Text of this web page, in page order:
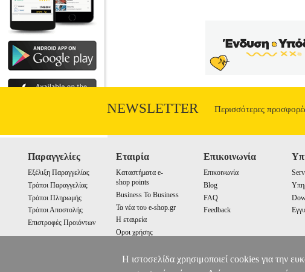
NEWSLETTER Περισσότερες
Παραγγελίες
Εξέλιξη Παραγγελίας
Τρόποι Παραγγελίας
Τρόποι Πληρωμής
Τρόποι Αποστολής
Επιστροφές Προιόντων
Εταιρία
Καταστήματα e-
shop points
Business To Business
Τα νέα του e-shop.gr
Η εταιρεία
Οροι χρήσης
Επικοινωνία
Επικοινωνία
Blog
FAQ
Feedback
Η ιστοσελίδα χρησιμοποιεί cookies για την